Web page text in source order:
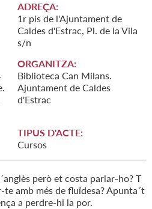
ADREÇA:
1r pis de l'Ajuntament de
Caldes d'Estrac, Pl. de la Vila
s/n
ORGANITZA:
Biblioteca Can Milans.
Ajuntament de Caldes
d'Estrac
TIPUS D'ACTE:
Cursos
però et costa parlar-ho? T
te amb més de fluïdesa? Apunta´t
a perdre-hi la por.